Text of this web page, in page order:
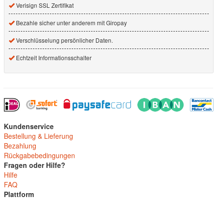
Verisign SSL Zertifikat
Bezahle sicher unter anderem mit Giropay
Verschlüsselung persönlicher Daten.
Echtzeit Informationsschalter
Kundenservice
Bestellung & Lieferung
Bezahlung
Rückgabebedingungen
Fragen oder Hilfe?
Hilfe
FAQ
Plattform